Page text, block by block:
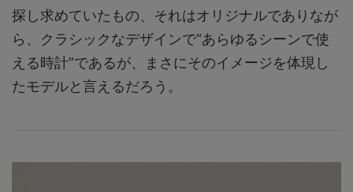
探し求めていたもの、それはオリジナルでありなが
ら、クラシックなデザインで“あらゆるシーンで使
える時計”であるが、まさにそのイメージを体現し
たモデルと言えるだろう。